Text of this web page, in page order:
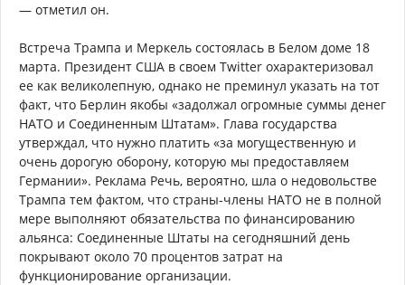
— отметил он.
Встреча Трампа и Меркель состоялась в Белом доме 18
марта. Президент США в своем Twitter охарактеризовал
ее как великолепную, однако не преминул указать на тот
факт, что Берлин якобы «задолжал огромные суммы денег
НАТО и Соединенным Штатам». Глава государства
утверждал, что нужно платить «за могущественную и
очень дорогую оборону, которую мы предоставляем
Германии». Реклама Речь, вероятно, шла о недовольстве
Трампа тем фактом, что страны-члены НАТО не в полной
мере выполняют обязательства по финансированию
альянса: Соединенные Штаты на сегодняшний день
покрывают около 70 процентов затрат на
функционирование организации.